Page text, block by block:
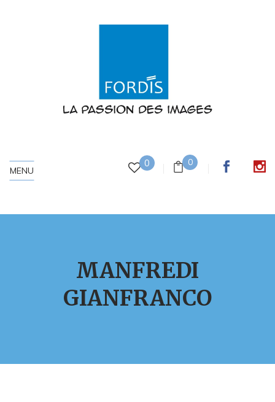
0 0
MENU
MANFREDI
GIANFRANCO